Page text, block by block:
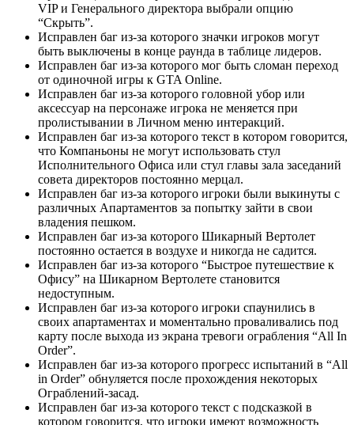
VIP и Генерального директора выбрали опцию
“Скрыть”.
Исправлен баг из-за которого значки игроков могут
быть выключены в конце раунда в таблице лидеров.
Исправлен баг из-за которого мог быть сломан переход
от одиночной игры к GTA Online.
Исправлен баг из-за которого головной убор или
аксессуар на персонаже игрока не меняется при
пролистывании в Личном меню интеракций.
Исправлен баг из-за которого текст в котором говорится,
что Компаньоны не могут использовать стул
Исполнительного Офиса или стул главы зала заседаний
совета директоров постоянно мерцал.
Исправлен баг из-за которого игроки были выкинуты с
различных Апартаментов за попытку зайти в свои
владения пешком.
Исправлен баг из-за которого Шикарный Вертолет
постоянно остается в воздухе и никогда не садится.
Исправлен баг из-за которого “Быстрое путешествие к
Офису” на Шикарном Вертолете становится
недоступным.
Исправлен баг из-за которого игроки спаунились в
своих апартаментах и моментально проваливались под
карту после выхода из экрана тревоги ограбления “All In
Order”.
Исправлен баг из-за которого прогресс испытаний в “All
in Order” обнуляется после прохождения некоторых
Ограблений-засад.
Исправлен баг из-за которого текст с подсказкой в
котором говорится, что игроки имеют возможность